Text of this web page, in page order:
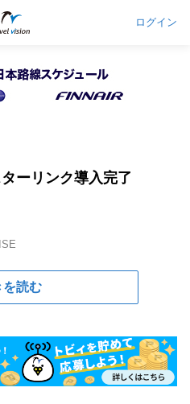
ログイン
ーリンク導入完了
を読む